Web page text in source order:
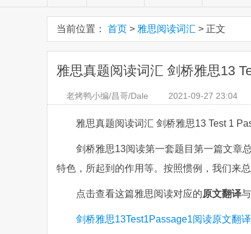
当前位置： 首页 > 雅思阅读词汇 > 正文
雅思真题阅读词汇 剑桥雅思13
老烤鸭小编/昌哥/Dale 2021-09-27 23:04
雅思真题阅读词汇 剑桥雅思13 Test 1
剑桥雅思13阅读第一套题目第一篇文章
特色，所起到的作用等。按照惯例，我们来
点击查看这篇雅思阅读对应的原文翻译
剑桥雅思13Test1Passage1阅读原文翻